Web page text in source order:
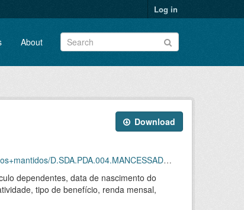
Log in
About
Download
dependentes, data de nascimento do
tipo de benefício, renda mensal,